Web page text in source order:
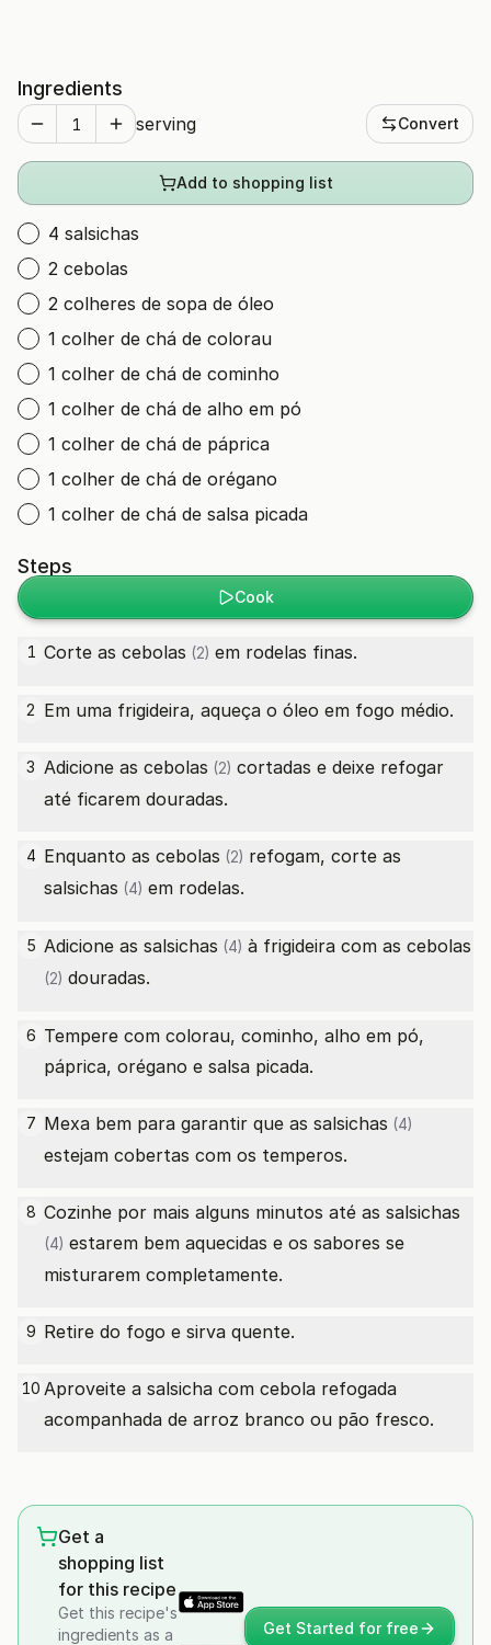
Ingredients
serving Convert
Add to shopping list
4 salsichas
2 cebolas
2 colheres de sopa de óleo
1 colher de chá de colorau
1 colher de chá de cominho
1 colher de chá de alho em pó
1 colher de chá de páprica
1 colher de chá de orégano
1 colher de chá de salsa picada
Steps
Cook
1 Corte as cebolas (2) em rodelas finas.
2 Em uma frigideira, aqueça o óleo em fogo médio.
3 Adicione as cebolas (2) cortadas e deixe refogar
até ficarem douradas.
4 Enquanto as cebolas (2) refogam, corte as
salsichas (4) em rodelas.
5 Adicione as salsichas (4) à frigideira com as cebolas
(2) douradas.
6 Tempere com colorau, cominho, alho em pó,
páprica, orégano e salsa picada.
7 Mexa bem para garantir que as salsichas (4)
estejam cobertas com os temperos.
8 Cozinhe por mais alguns minutos até as salsichas
(4) estarem bem aquecidas e os sabores se
misturarem completamente.
9 Retire do fogo e sirva quente.
10 Aproveite a salsicha com cebola refogada
acompanhada de arroz branco ou pão fresco.
Get a
shopping list
for this recipe
Get this recipe's
ingredients as a
Get Started for free